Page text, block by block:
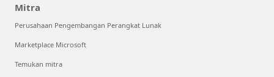
Mitra
Perusahaan Pengembangan Perangkat Lunak
Marketplace Microsoft
Temukan mitra